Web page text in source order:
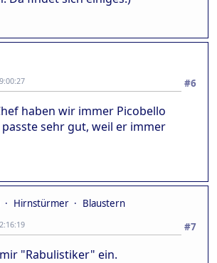
#6
haben wir immer Picobello
sehr gut, weil er immer
Hirnstürmer
Blaustern
#7
"Rabulistiker" ein.